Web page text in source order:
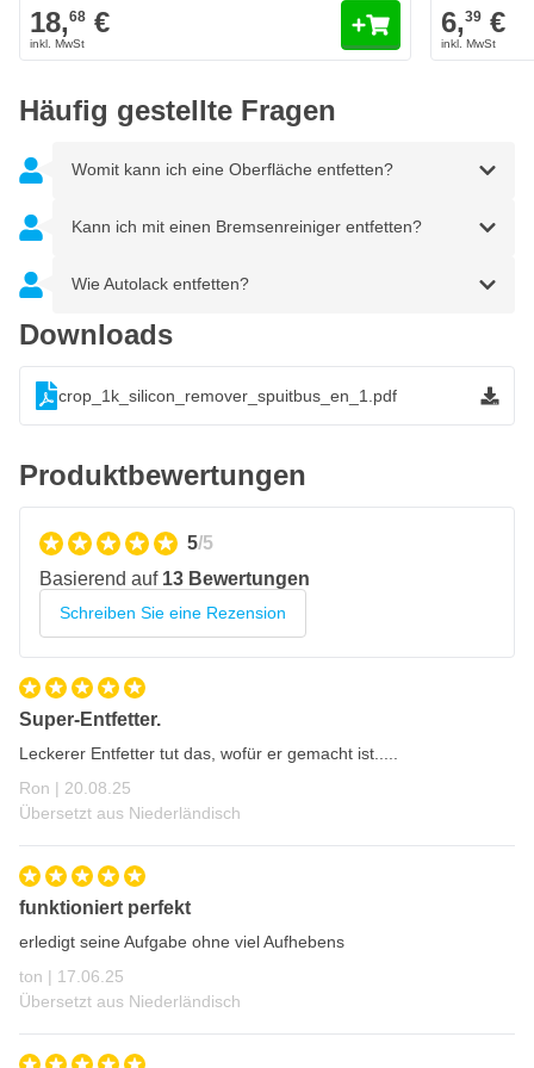
18,68 € 6,39 €
Häufig gestellte Fragen
Womit kann ich eine Oberfläche entfetten?
Kann ich mit einen Bremsenreiniger entfetten?
Wie Autolack entfetten?
Downloads
crop_1k_silicon_remover_spuitbus_en_1.pdf
Produktbewertungen
5/5
Basierend auf 13 Bewertungen
Schreiben Sie eine Rezension
Super-Entfetter.
Leckerer Entfetter tut das, wofür er gemacht ist.....
Ron | 20. August 2025
20.08.25
Übersetzt aus Niederländisch
funktioniert perfekt
erledigt seine Aufgabe ohne viel Aufhebens
ton | 17. Juni 2025
17.06.25
Übersetzt aus Niederländisch